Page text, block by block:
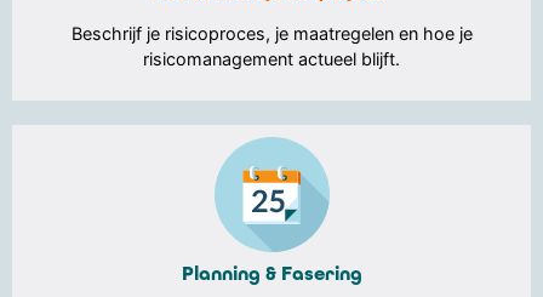
Beschrijf je risicoproces, je maatregelen en hoe je
risicomanagement actueel blijft.
Planning & Fasering